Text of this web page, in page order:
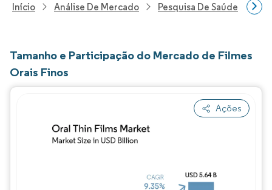
Início Análise De Mercado Pesquisa De Saúde
Tamanho e Participação do Mercado de Filmes
Orais Finos
Ações